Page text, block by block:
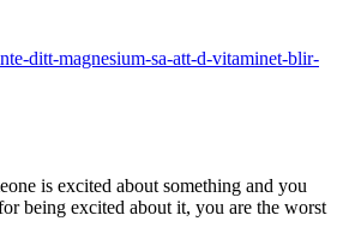
ditt-magnesium-sa-att-d-vitaminet-blir-
is excited about something and you
being excited about it, you are the worst